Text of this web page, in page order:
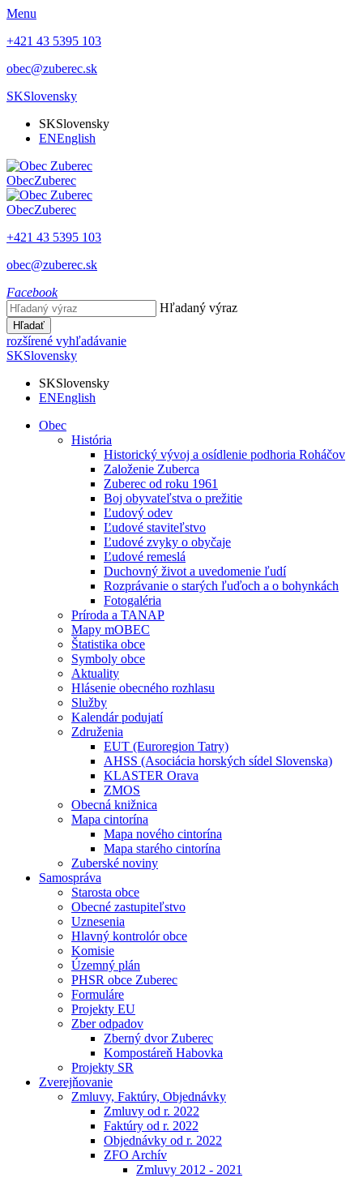
Menu
+421 43 5395 103
obec@zuberec.sk
SKSlovensky
SKSlovensky
ENEnglish
ObecZuberec
ObecZuberec
+421 43 5395 103
obec@zuberec.sk
Facebook
Hľadaný výraz
Hľadať
rozšírené vyhľadávanie
SKSlovensky
SKSlovensky
ENEnglish
Obec
História
Historický vývoj a osídlenie podhoria Roháčov
Založenie Zuberca
Zuberec od roku 1961
Boj obyvateľstva o prežitie
Ľudový odev
Ľudové staviteľstvo
Ľudové zvyky o obyčaje
Ľudové remeslá
Duchovný život a uvedomenie ľudí
Rozprávanie o starých ľuďoch a o bohynkách
Fotogaléria
Príroda a TANAP
Mapy mOBEC
Štatistika obce
Symboly obce
Aktuality
Hlásenie obecného rozhlasu
Služby
Kalendár podujatí
Združenia
EUT (Euroregion Tatry)
AHSS (Asociácia horských sídel Slovenska)
KLASTER Orava
ZMOS
Obecná knižnica
Mapa cintorína
Mapa nového cintorína
Mapa starého cintorína
Zuberské noviny
Samospráva
Starosta obce
Obecné zastupiteľstvo
Uznesenia
Hlavný kontrolór obce
Komisie
Územný plán
PHSR obce Zuberec
Formuláre
Projekty EU
Zber odpadov
Zberný dvor Zuberec
Kompostáreň Habovka
Projekty SR
Zverejňovanie
Zmluvy, Faktúry, Objednávky
Zmluvy od r. 2022
Faktúry od r. 2022
Objednávky od r. 2022
ZFO Archív
Zmluvy 2012 - 2021